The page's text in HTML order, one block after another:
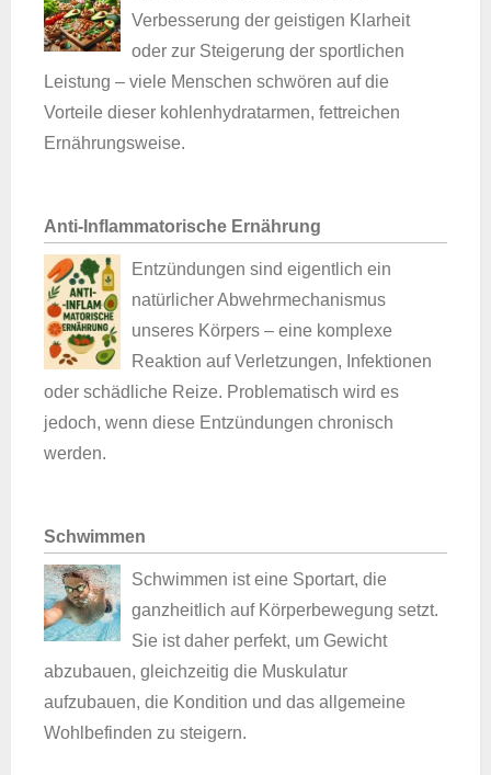
Verbesserung der geistigen Klarheit
oder zur Steigerung der sportlichen
Leistung – viele Menschen schwören auf die
Vorteile dieser kohlenhydratarmen, fettreichen
Ernährungsweise.
Anti‑Inflammatorische Ernährung
Entzündungen sind eigentlich ein
natürlicher Abwehrmechanismus
unseres Körpers – eine komplexe
Reaktion auf Verletzungen, Infektionen
oder schädliche Reize. Problematisch wird es
jedoch, wenn diese Entzündungen chronisch
werden.
Schwimmen
Schwimmen ist eine Sportart, die
ganzheitlich auf Körperbewegung setzt.
Sie ist daher perfekt, um Gewicht
abzubauen, gleichzeitig die Muskulatur
aufzubauen, die Kondition und das allgemeine
Wohlbefinden zu steigern.